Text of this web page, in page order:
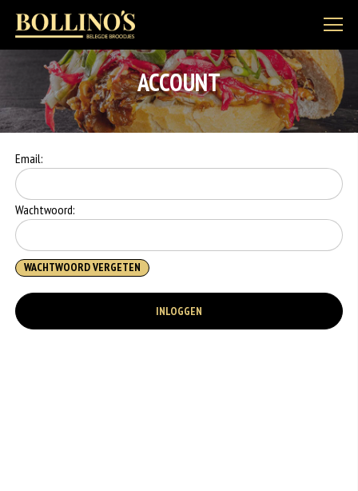
ACCOUNT
Email:
Wachtwoord:
WACHTWOORD VERGETEN
INLOGGEN